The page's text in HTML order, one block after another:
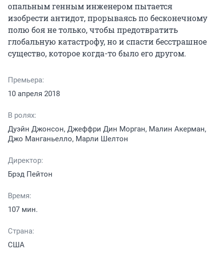
опальным генным инженером пытается
изобрести антидот, прорываясь по бесконечному
полю боя не только, чтобы предотвратить
глобальную катастрофу, но и спасти бесстрашное
существо, которое когда-то было его другом.
Премьера:
10 апреля 2018
В ролях:
Дуэйн Джонсон, Джеффри Дин Морган, Малин Акерман,
Джо Манганьелло, Марли Шелтон
Директор:
Брэд Пейтон
Время:
107 мин.
Страна:
США